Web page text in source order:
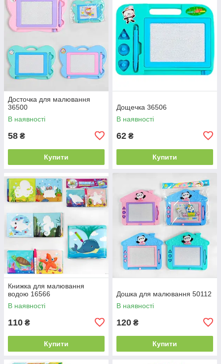
Досточка для малювання
36500
В наявності
58 ₴
Купити
Дощечка 36506
В наявності
62 ₴
Купити
Книжка для малювання
водою 16566
В наявності
110 ₴
Купити
Дошка для малювання 50112
В наявності
120 ₴
Купити